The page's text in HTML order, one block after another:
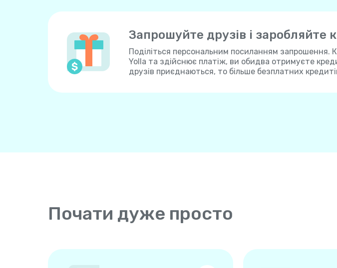
Запрошуйте друзів і заробляйте
Поділіться персональним посиланням запрошення.
Yolla та здійснює платіж, ви обидва отримуєте
друзів приєднаються, то більше безплатних
Почати дуже просто